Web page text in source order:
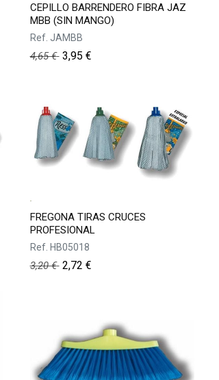
CEPILLO BARRENDERO FIBRA JAZ
MBB (SIN MANGO)
Ref. JAMBB
4,65€ 3,95 €
FREGONA TIRAS CRUCES
PROFESIONAL
Ref. HB05018
3,20€ 2,72 €